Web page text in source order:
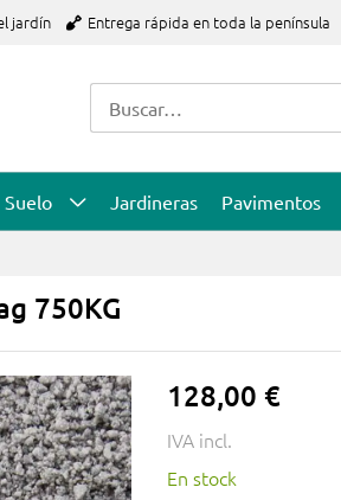
jardín Entrega rápida en toda la península
Suelo Jardineras Pavimentos
750KG
128,00 €
IVA incl.
En stock